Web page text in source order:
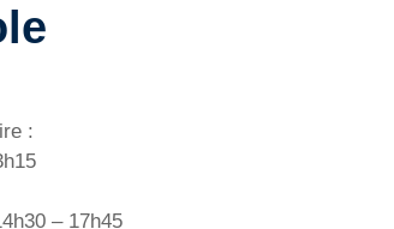
:
– 17h45